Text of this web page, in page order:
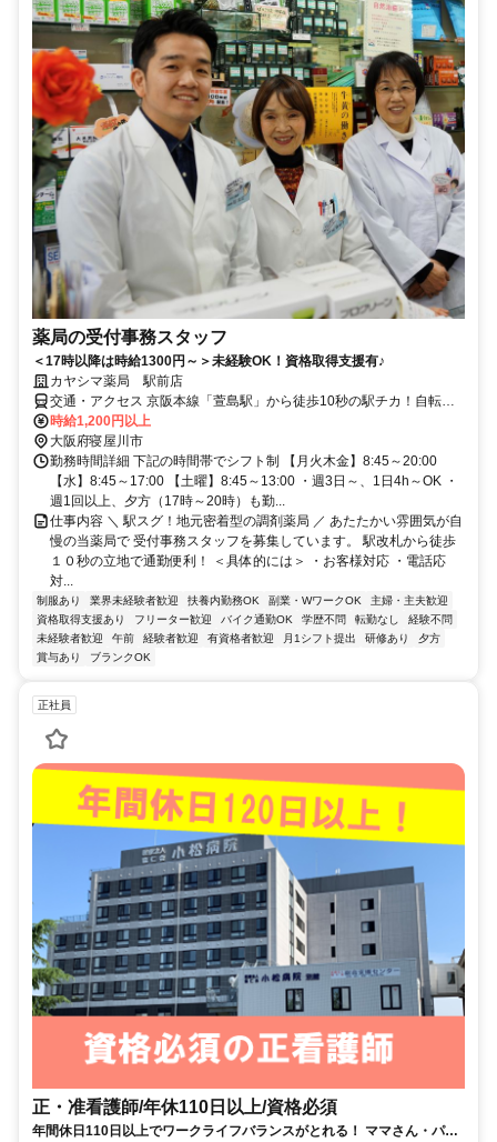
薬局の受付事務スタッフ
＜17時以降は時給1300円～＞未経験OK！資格取得支援有♪
カヤシマ薬局 駅前店
交通・アクセス 京阪本線「萱島駅」から徒歩10秒の駅チカ！自転
車・バイク・原付通勤もOK♪
時給1,200円以上
大阪府寝屋川市
勤務時間詳細 下記の時間帯でシフト制 【月火木金】8:45～20:00
【水】8:45～17:00 【土曜】8:45～13:00 ・週3日～、1日4h～OK ・
週1回以上、夕方（17時～20時）も勤...
仕事内容 ＼ 駅スグ！地元密着型の調剤薬局 ／ あたたかい雰囲気が自
慢の当薬局で 受付事務スタッフを募集しています。 駅改札から徒歩
１０秒の立地で通勤便利！ ＜具体的には＞ ・お客様対応 ・電話応
対...
制服あり 業界未経験者歓迎 扶養内勤務OK 副業・WワークOK
主婦・主夫歓迎
資格取得支援あり
フリーター歓迎 バイク通勤OK 学歴不問 転勤なし
経験不問
未経験者歓迎
午前 経験者歓迎 有資格者歓迎 月1シフト提出 研修あり
夕方
賞与あり
ブランクOK
正社員
正・准看護師/年休110日以上/資格必須
年間休日110日以上でワークライフバランスがとれる！ ママさん・パパ